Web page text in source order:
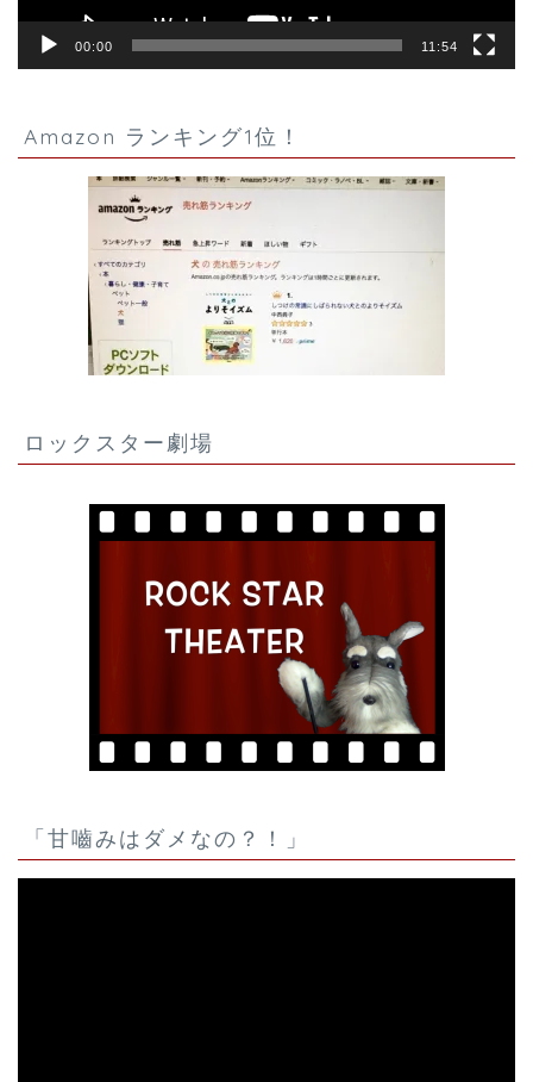
00:00 11:54
Amazon ランキング1位！
ロックスター劇場
「甘嚙みはダメなの？！」